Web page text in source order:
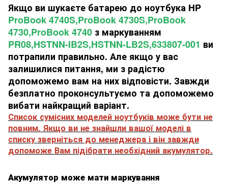
Якщо ви шукаєте батарею до ноутбука HP
ProBook 4740S,ProBook 4730S,ProBook
4730,ProBook 4740 з маркуванням
PR08,HSTNN-IB2S,HSTNN-LB2S,633807-001 ви
потрапили правильно. Але якщо у вас
залишилися питання, ми з радістю
допоможемо вам на них відповісти. Завжди
безплатно проконсультуємо та допоможемо
вибати найкращий варіант.
Список сумісних моделей ноутбуків може бути не
повним. Якщо ви не знайшли вашої моделі в
списку зверніться до менеджера і він завжди
допоможе Вам підібрати необхідний акумулятор.
Акумулятор може мати маркування